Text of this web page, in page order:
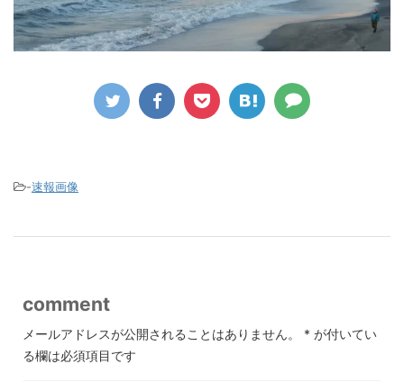
-速報画像
comment
メールアドレスが公開されることはありません。 * が付いてい
る欄は必須項目です